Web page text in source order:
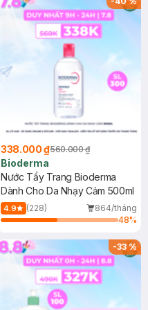
338.000 ₫560.000 ₫
Bioderma
Nước Tẩy Trang Bioderma
Dành Cho Da Nhạy Cảm 500ml
4.9 (228)
864/tháng
48%
-33%